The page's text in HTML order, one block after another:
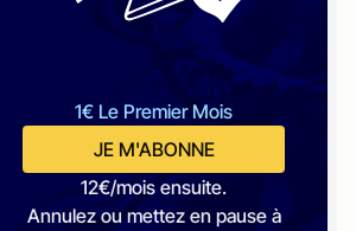
1€ Le Premier Mois
JE M'ABONNE
12€/mois ensuite.
Annulez ou mettez en pause à